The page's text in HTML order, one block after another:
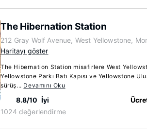
The Hibernation Station
212 Gray Wolf Avenue, West Yellowstone,
Haritayı göster
The Hibernation Station misafirlere West
Yellowstone Parkı Batı Kapısı ve Yellowstone
sürüş... Devamını Oku
8.8/10 İyi
1024 değerlendirme